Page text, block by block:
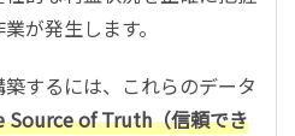
が発生します。
するには、これらのデータ
Source of Truth（信頼でき